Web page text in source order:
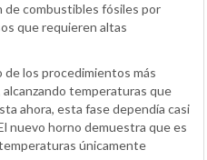
de combustibles fósiles por
que requieren altas
los procedimientos más
temperaturas que
ahora, esta fase dependía casi
nuevo horno demuestra que es
únicamente